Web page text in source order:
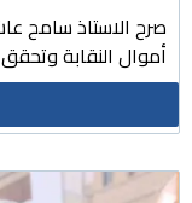
صرح الاستاذ سامح
أموال النقابة